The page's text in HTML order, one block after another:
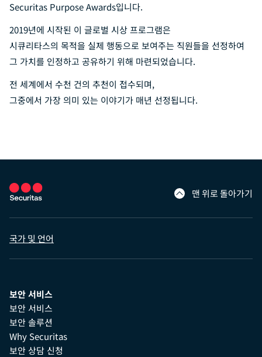
Securitas Purpose Awards입니다.
2019년에 시작된 이 글로벌 시상 프로그램은
시큐리타스의 목적을 실제 행동으로 보여주는 직원들을 선정하여
그 가치를 인정하고 공유하기 위해 마련되었습니다.
전 세계에서 수천 건의 추천이 접수되며,
그중에서 가장 의미 있는 이야기가 매년 선정됩니다.
맨 위로 돌아가기
국가 및 언어
보안 서비스
보안 서비스
보안 솔루션
Why Securitas
보안 상담 신청